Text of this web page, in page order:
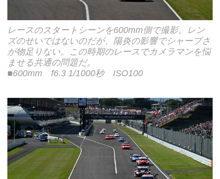
レースのスタートシーンを600mm側で撮影。レン
ズのせいではないのだが、陽炎の影響でシャープさ
が物足りない。この時期のレースでカメラマンを悩
ませる共通の問題だ。
■600mm f6.3 1/1000秒 ISO100